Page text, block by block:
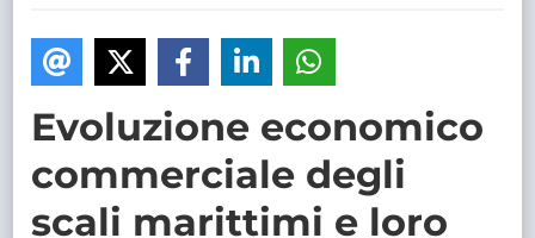
Evoluzione economico
commerciale degli
scali marittimi e loro